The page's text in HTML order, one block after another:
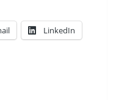
LinkedIn